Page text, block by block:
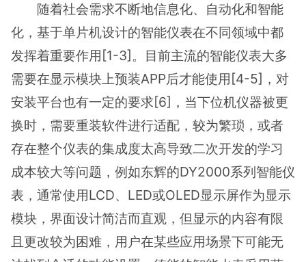
随着社会需求不断地信息化、自动化和智能
化，基于单片机设计的智能仪表在不同领域中都
发挥着重要作用[1-3]。目前主流的智能仪表大多
需要在显示模块上预装APP后才能使用[4-5]，对
安装平台也有一定的要求[6]，当下位机仪器被更
换时，需要重装软件进行适配，较为繁琐，或者
存在整个仪表的集成度太高导致二次开发的学习
成本较大等问题，例如东辉的DY2000系列智能仪
表，通常使用LCD、LED或OLED显示屏作为显示
模块，界面设计简洁而直观，但显示的内容有限
且更改较为困难，用户在某些应用场景下可能无